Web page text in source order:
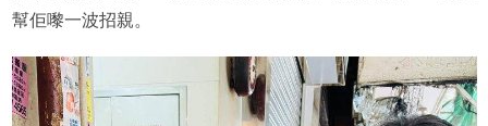
幫佢嚟一波招親。